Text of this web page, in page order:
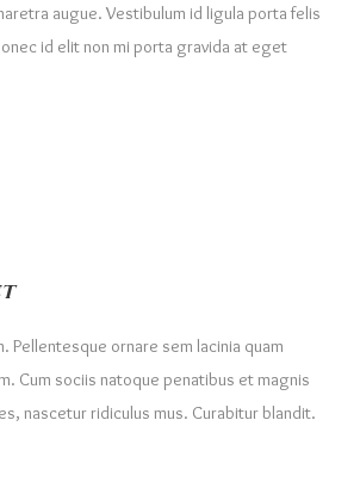
augue. Vestibulum id ligula porta felis
id elit non mi porta gravida at eget
Pellentesque ornare sem lacinia quam
Cum sociis natoque penatibus et magnis
nascetur ridiculus mus. Curabitur blandit.